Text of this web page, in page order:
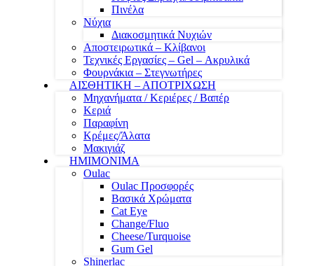
Πινέλα
Νύχια
Διακοσμητικά Νυχιών
Αποστειρωτικά – Κλίβανοι
Τεχνικές Εργασίες – Gel – Ακρυλικά
Φουρνάκια – Στεγνωτήρες
ΑΙΣΘΗΤΙΚΗ – ΑΠΟΤΡΙΧΩΣΗ
Μηχανήματα / Κεριέρες / Βαπέρ
Κεριά
Παραφίνη
Κρέμες/Άλατα
Μακιγιάζ
ΗΜΙΜΟΝΙΜΑ
Oulac
Oulac Προσφορές
Βασικά Χρώματα
Cat Eye
Change/Fluo
Cheese/Turquoise
Gum Gel
Shinerlac